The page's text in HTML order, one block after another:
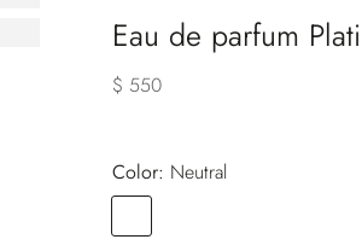
Eau de parfum
$ 550
Color:
neutral